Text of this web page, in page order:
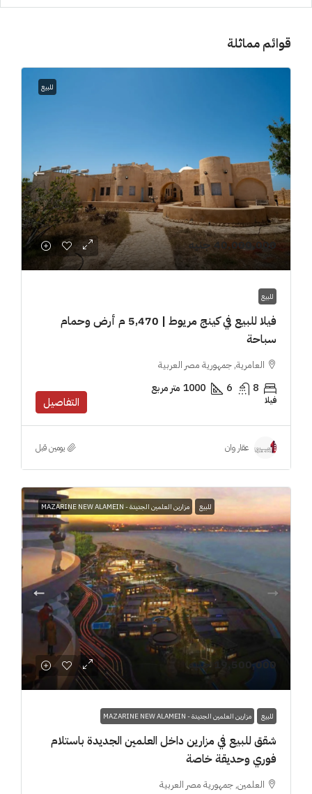
قوائم مماثلة
للبيع
40,000,000 جنيه
للبيع
فيلا للبيع في كينج مريوط | 5,470 م أرض وحمام
سباحة
العامرية, جمهورية مصر العربية
8
6
1000 متر مربع
فيلا التفاصيل
عقار وان ‏يومين قبل
للبيع مزارين العلمين الجديدة - MAZARINE NEW ALAMEIN
19,500,000 جنيه
للبيع مزارين العلمين الجديدة - MAZARINE NEW ALAMEIN
شقق للبيع في مزارين داخل العلمين الجديدة باستلام
فوري وحديقة خاصة
العلمين, جمهورية مصر العربية